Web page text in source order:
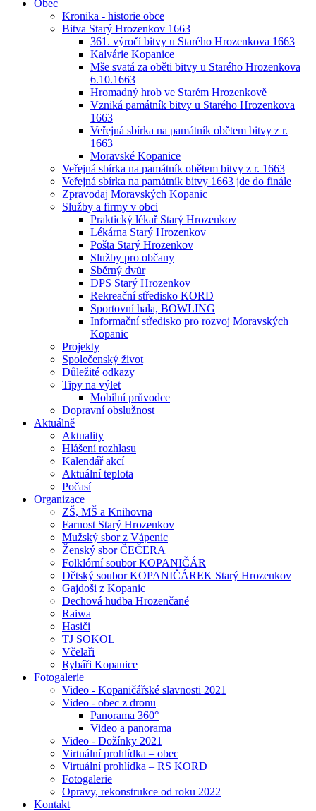
Obec
Kronika - historie obce
Bitva Starý Hrozenkov 1663
361. výročí bitvy u Starého Hrozenkova 1663
Kalvárie Kopanice
Mše svatá za oběti bitvy u Starého Hrozenkova
6.10.1663
Hromadný hrob ve Starém Hrozenkově
Vzniká památník bitvy u Starého Hrozenkova
1663
Veřejná sbírka na památník obětem bitvy z r.
1663
Moravské Kopanice
Veřejná sbírka na památník obětem bitvy z r. 1663
Veřejná sbírka na památník bitvy 1663 jde do finále
Zpravodaj Moravských Kopanic
Služby a firmy v obci
Praktický lékař Starý Hrozenkov
Lékárna Starý Hrozenkov
Pošta Starý Hrozenkov
Služby pro občany
Sběrný dvůr
DPS Starý Hrozenkov
Rekreační středisko KORD
Sportovní hala, BOWLING
Informační středisko pro rozvoj Moravských
Kopanic
Projekty
Společenský život
Důležité odkazy
Tipy na výlet
Mobilní průvodce
Dopravní obslužnost
Aktuálně
Aktuality
Hlášení rozhlasu
Kalendář akcí
Aktuální teplota
Počasí
Organizace
ZŠ, MŠ a Knihovna
Farnost Starý Hrozenkov
Mužský sbor z Vápenic
Ženský sbor ČEČERA
Folklórní soubor KOPANIČÁR
Dětský soubor KOPANIČÁREK Starý Hrozenkov
Gajdoši z Kopanic
Dechová hudba Hrozenčané
Raiwa
Hasiči
TJ SOKOL
Včelaři
Rybáři Kopanice
Fotogalerie
Video - Kopaničářské slavnosti 2021
Video - obec z dronu
Panorama 360°
Video a panorama
Video - Dožínky 2021
Virtuální prohlídka – obec
Virtuální prohlídka – RS KORD
Fotogalerie
Opravy, rekonstrukce od roku 2022
Kontakt